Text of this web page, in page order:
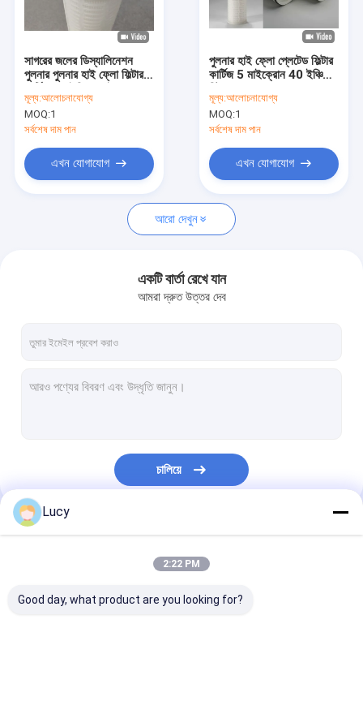
ভিআর শো
কারখানা পরিদর্শন
আমাদের সাথে যোগাযোগ
প্লিটেড ফিল্টার কার্টিজ
কনডেনসেট পলিশিং ফিল্টার
স্ট্রিং ক্ষত ফিল্টার কার্টিজ
সাগরের জলের ডিস্যালিনেশন
পুলনার পুলনার হাই ফ্লো ফিল্টার
মূল্য:আলোচনাযোগ্য
MOQ:1
সর্বশেষ দাম পান
এখন যোগাযোগ
পুলনার হাই ফ্লো প্লেটেড ফিল্টার
কার্টিজ 5 মাইক্রোন 40 ইঞ্চি
মূল্য:আলোচনাযোগ্য
MOQ:1
সর্বশেষ দাম পান
এখন যোগাযোগ
আরো দেখুন
একটি বার্তা রেখে যান
আমরা দ্রুত উত্তর দেব
চালিয়ে
আমাদের বিভাগসমূহ
Lucy
2:22 PM
Good day, what product are you looking for?